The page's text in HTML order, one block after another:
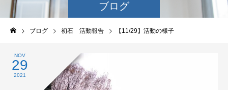
ブログ
ブログ 初石 活動報告 【11/29】活動の様子
NOV
29
2021